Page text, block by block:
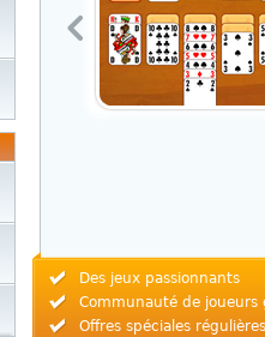
Des jeux passionnants
Communauté de joueurs
Offres spéciales régulières